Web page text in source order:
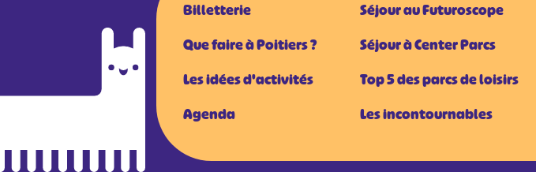
Billetterie
Que faire à Poitiers ?
Les idées d'activités
Agenda
Séjour au Futuroscope
Séjour à Center Parcs
Top 5 des parcs de loisirs
Les incontournables